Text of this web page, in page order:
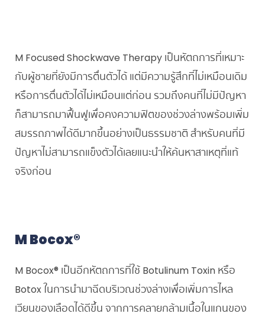
M Focused Shockwave Therapy เป็นหัตถการที่เหมาะ
กับผู้ชายที่ยังมีการตื่นตัวได้ แต่มีความรู้สึกที่ไม่เหมือนเดิม
หรือการตื่นตัวได้ไม่เหมือนแต่ก่อน รวมถึงคนที่ไม่มีปัญหา
ก็สามารถมาฟื้นฟูเพื่อคงความฟิตของช่วงล่างพร้อมเพิ่ม
สมรรถภาพได้ดีมากขึ้นอย่างเป็นธรรมชาติ สำหรับคนที่มี
ปัญหาไม่สามารถแข็งตัวได้เลยแนะนำให้ค้นหาสาเหตุที่แท้
จริงก่อน
M Bocox®
M Bocox® เป็นอีกหัตถการที่ใช้ Botulinum Toxin หรือ
Botox ในการนำมาฉีดบริเวณช่วงล่างเพื่อเพิ่มการไหล
เวียนของเลือดได้ดีขึ้น จากการคลายกล้ามเนื้อในแกนของ